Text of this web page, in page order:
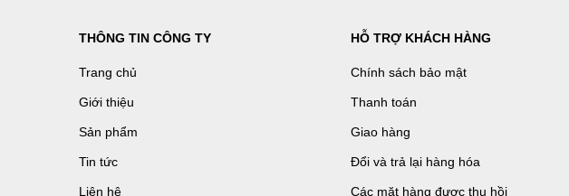
THÔNG TIN CÔNG TY
Trang chủ
Giới thiệu
Sản phẩm
Tin tức
Liên hệ
HỖ TRỢ KHÁCH HÀNG
Chính sách bảo mật
Thanh toán
Giao hàng
Đổi và trả lại hàng hóa
Các mặt hàng được thu hồi